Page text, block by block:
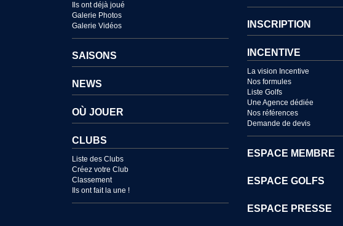
Ils ont déjà joué
Galerie Photos
Galerie Vidéos
SAISONS
NEWS
OÙ JOUER
CLUBS
Liste des Clubs
Créez votre Club
Classement
Ils ont fait la une !
INSCRIPTION
INCENTIVE
La vision Incentive
Nos formules
Liste Golfs
Une Agence dédiée
Nos références
Demande de devis
ESPACE MEMBRE
ESPACE GOLFS
ESPACE PRESSE